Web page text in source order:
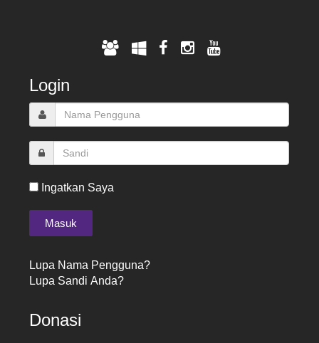
Login
Ingatkan Saya
Lupa Nama Pengguna?
Lupa Sandi Anda?
Donasi